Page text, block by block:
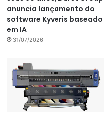
anuncia lançamento do
software Kyveris baseado
em IA
31/07/2026